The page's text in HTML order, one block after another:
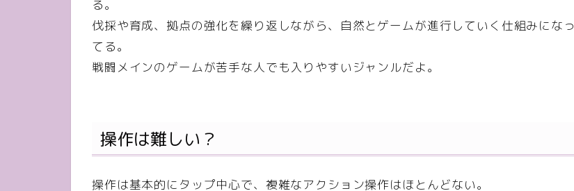
る。
伐採や育成、拠点の強化を繰り返しながら、自然とゲームが進行していく仕組みになっ
てる。
戦闘メインのゲームが苦手な人でも入りやすいジャンルだよ。
操作は難しい？
操作は基本的にタップ中心で、複雑なアクション操作はほとんどない。